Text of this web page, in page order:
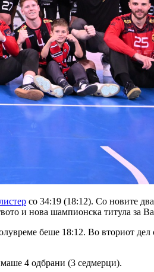
со 34:19 (18:12). Со новите
и нова шампионска титула за
беше 18:12. Во вториот дел
4 одбрани (3 седмерци).